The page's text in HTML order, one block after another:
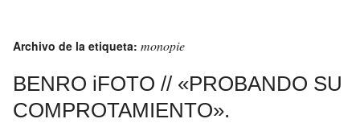
Archivo de la etiqueta: monopie
BENRO iFOTO // «PROBANDO SU
COMPROTAMIENTO».